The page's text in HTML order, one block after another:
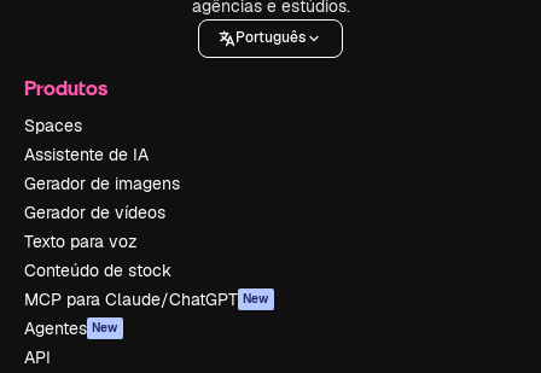
agências e estúdios.
Português
Produtos
Spaces
Assistente de IA
Gerador de imagens
Gerador de vídeos
Texto para voz
Conteúdo de stock
MCP para Claude/ChatGPT New
Agentes New
API